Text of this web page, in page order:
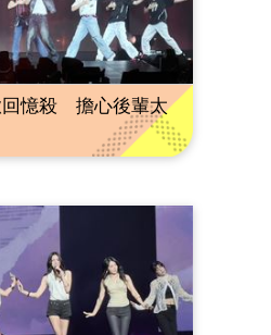
回憶殺 擔心後輩太